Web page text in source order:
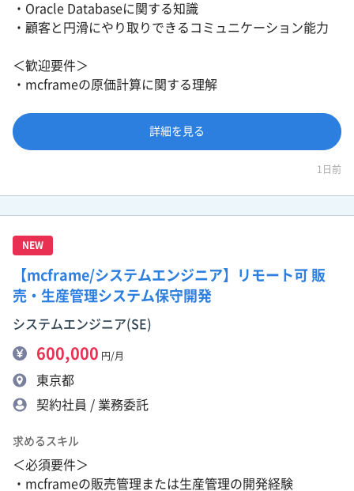
・Oracle Databaseに関する知識
・顧客と円滑にやり取りできるコミュニケーション能力
＜歓迎要件＞
・mcframeの原価計算に関する理解
詳細を見る
1日前
NEW
【mcframe/システムエンジニア】リモート可 販
売・生産管理システム保守開発
システムエンジニア(SE)
600,000 円/月
東京都
契約社員 / 業務委託
求めるスキル
＜必須要件＞
・mcframeの販売管理または生産管理の開発経験